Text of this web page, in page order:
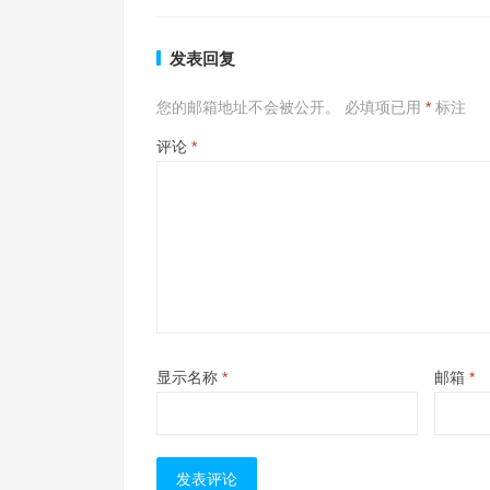
发表回复
您的邮箱地址不会被公开。 必填项已用 * 标注
评论 *
显示名称 * 邮箱 *